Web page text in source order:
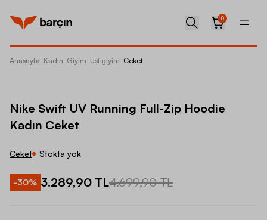
0
Anasayfa-Kadın-Giyim-Üst giyim-Ceket
Nike Swift UV Running Full-Zip Hoodie
Kadın Ceket
Ceket Stokta yok
-30% 3.289,90 TL4.699,90 TL